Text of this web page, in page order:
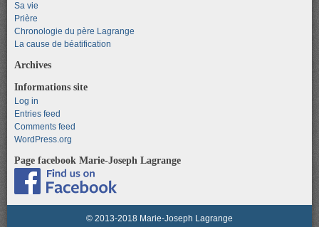
Sa vie
Prière
Chronologie du père Lagrange
La cause de béatification
Archives
Informations site
Log in
Entries feed
Comments feed
WordPress.org
Page facebook Marie-Joseph Lagrange
© 2013-2018 Marie-Joseph Lagrange